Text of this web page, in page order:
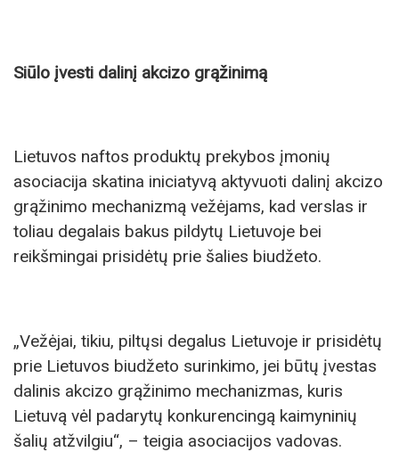
Siūlo įvesti dalinį akcizo grąžinimą
Lietuvos naftos produktų prekybos įmonių
asociacija skatina iniciatyvą aktyvuoti dalinį akcizo
grąžinimo mechanizmą vežėjams, kad verslas ir
toliau degalais bakus pildytų Lietuvoje bei
reikšmingai prisidėtų prie šalies biudžeto.
„Vežėjai, tikiu, piltųsi degalus Lietuvoje ir prisidėtų
prie Lietuvos biudžeto surinkimo, jei būtų įvestas
dalinis akcizo grąžinimo mechanizmas, kuris
Lietuvą vėl padarytų konkurencingą kaimyninių
šalių atžvilgiu“, – teigia asociacijos vadovas.